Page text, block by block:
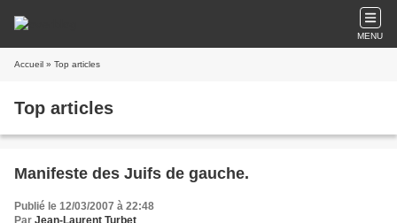
MENU
Accueil » Top articles
Top articles
Manifeste des Juifs de gauche.
Publié le 12/03/2007 à 22:48
Par Jean-Laurent Turbet